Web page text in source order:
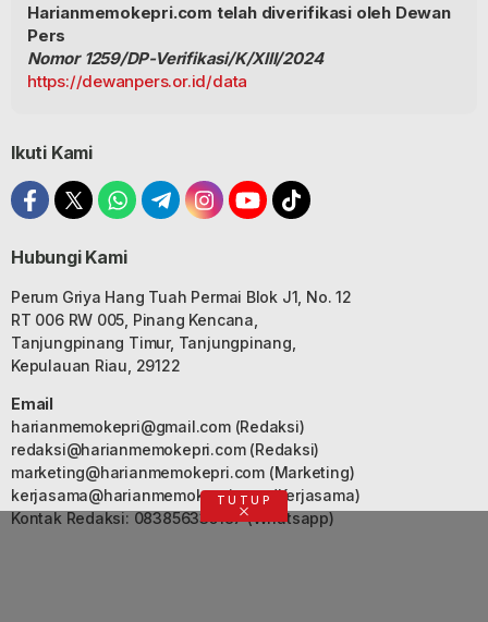
Harianmemokepri.com telah diverifikasi oleh Dewan
Pers
Nomor 1259/DP-Verifikasi/K/XIII/2024
https://dewanpers.or.id/data
Ikuti Kami
Hubungi Kami
Perum Griya Hang Tuah Permai Blok J1, No. 12
RT 006 RW 005, Pinang Kencana,
Tanjungpinang Timur, Tanjungpinang,
Kepulauan Riau, 29122
Email
harianmemokepri@gmail.com(Redaksi)
redaksi@harianmemokepri.com(Redaksi)
marketing@harianmemokepri.com(Marketing)
kerjasama@harianmemokepri.com(Kerjasama)
Kontak Redaksi: 083856335187 (Whatsapp)
TUTUP